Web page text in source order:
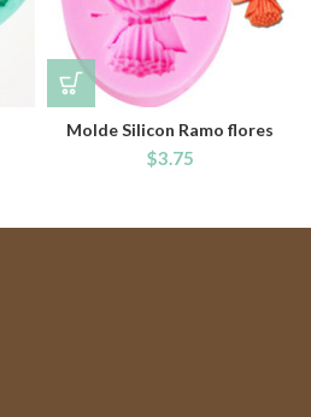
Molde Silicon Ramo flores
$3.75